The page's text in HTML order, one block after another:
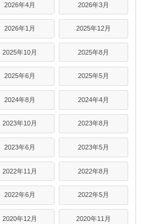
2026年4月 2026年3月
2026年1月 2025年12月
2025年10月 2025年8月
2025年6月 2025年5月
2024年8月 2024年4月
2023年10月 2023年8月
2023年6月 2023年5月
2022年11月 2022年8月
2022年6月 2022年5月
2020年12月 2020年11月